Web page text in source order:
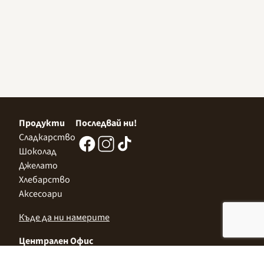
Продукти
Сладкарство
Шоколад
Джелато
Хлебарство
Аксесоари
Последвай ни!
Къде да ни намерите
Централен Офис